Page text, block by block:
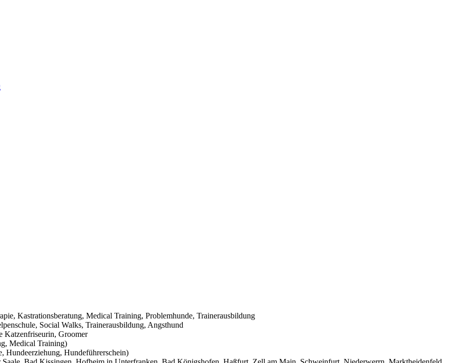
Kastrationsberatung, Medical Training, Problemhunde, Trainerausbildung
Social Walks, Trainerausbildung, Angsthund
Katzenfriseurin, Groomer
Medical Training)
Hundeerziehung, Hundeführerschein)